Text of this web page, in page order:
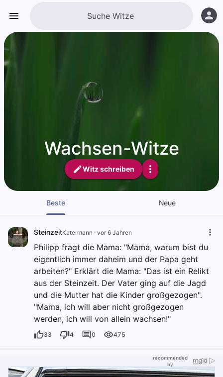
Wachsen-Witze
Witz schreiben
Beste Neue
SteinzeitKatermann · vor 6 Jahren
Philipp fragt die Mama: "Mama, warum bist du
eigentlich immer daheim und der Papa geht
arbeiten?" Erklärt die Mama: "Das ist ein Relikt
aus der Steinzeit. Der Vater ging auf die Jagd
und die Mutter hat die Kinder großgezogen".
"Mama, ich will aber nicht großgezogen
werden, ich will von allein wachsen!"
33 4 0 475